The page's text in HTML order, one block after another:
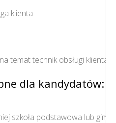
klienta
temat technik obsługi klienta
dla kandydatów:
szkoła podstawowa lub